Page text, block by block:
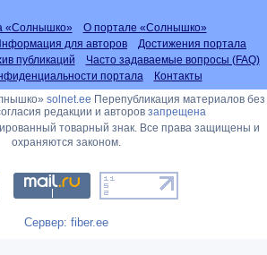
«Солнышко»
О портале «Солнышко»
для авторов
Достижения портала
публикаций
Часто задаваемые вопросы (FAQ)
портала
Контакты
solnet.ee Перепубликация материалов без
редакции и авторов запрещена
товарный знак. Все права защищены и
охраняются законом.
Сервер: fiber.ee